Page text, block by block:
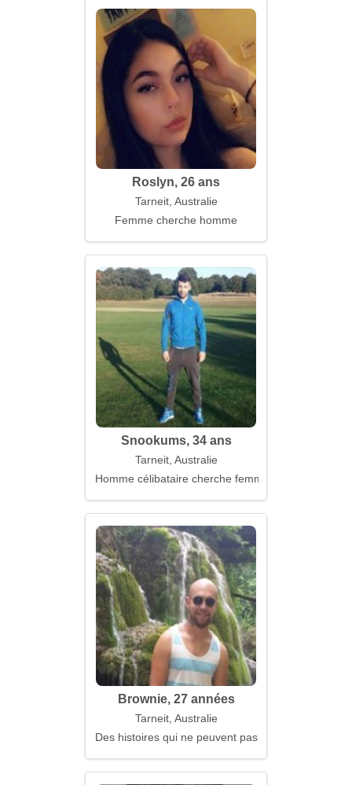
Roslyn, 26 ans
Tarneit, Australie
Femme cherche homme
Snookums, 34 ans
Tarneit, Australie
Homme célibataire cherche femme
Brownie, 27 années
Tarneit, Australie
Des histoires qui ne peuvent pas être racontées